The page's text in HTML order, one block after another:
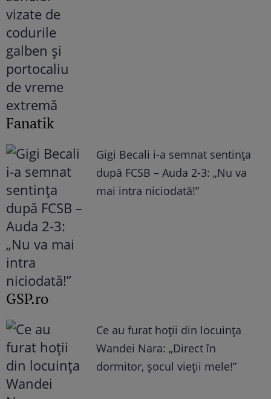
Fanatik
Gigi Becali i-a semnat sentința
după FCSB – Auda 2-3: „Nu va
mai intra niciodată!”
GSP.ro
Ce au furat hoții din locuința
Wandei Nara: „Direct în
dormitor, șocul vieții mele!”